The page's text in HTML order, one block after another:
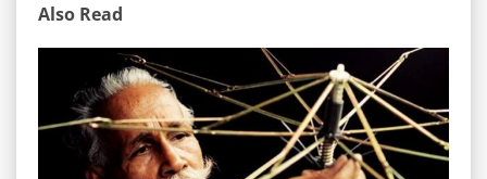
Also Read